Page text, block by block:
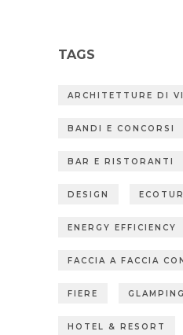
TAGS
ARCHITETTURE DI
BANDI E CONCORSI
BAR E RISTORANTI
DESIGN
ENERGY EFFICIENCY
FACCIA A FACCIA
FIERE GLAMPING
HOTEL & RESORT